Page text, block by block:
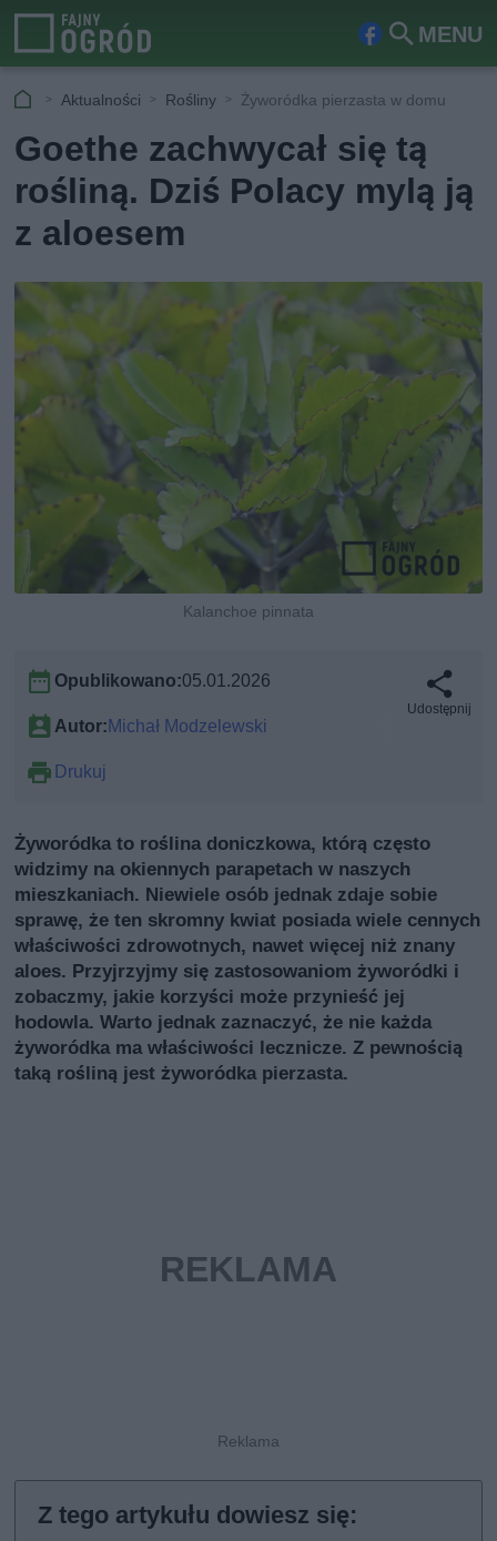
MENU
Fa
ook
Szu
Aktualności Rośliny Żyworódka pierzasta w domu
Goethe zachwycał się tą
rośliną. Dziś Polacy mylą ją
z aloesem
Kalanchoe pinnata
Opublikowano:05.01.2026
Autor:Michał Modzelewski
Drukuj
Udostępnij
Żyworódka to roślina doniczkowa, którą często
widzimy na okiennych parapetach w naszych
mieszkaniach. Niewiele osób jednak zdaje sobie
sprawę, że ten skromny kwiat posiada wiele cennych
właściwości zdrowotnych, nawet więcej niż znany
aloes. Przyjrzyjmy się zastosowaniom żyworódki i
zobaczmy, jakie korzyści może przynieść jej
hodowla. Warto jednak zaznaczyć, że nie każda
żyworódka ma właściwości lecznicze. Z pewnością
taką rośliną jest żyworódka pierzasta.